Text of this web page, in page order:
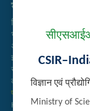
विज्ञान एवं
Ministry of
सम्बद्ध लिंक्स
निविदा प्रबंधन
भर्ती
अतिथि गृह आरक्षण
इंट्रानेट
संग्रह
कर्मचारी खोज
प्रौद्योगिकी ब्रोशर
Handling of Complaints